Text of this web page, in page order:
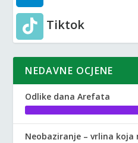
Tiktok
NEDAVNE OCJENE
Odlike dana Arefata
Neobaziranje – vrlina